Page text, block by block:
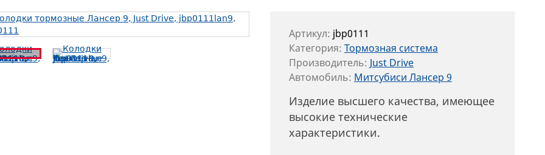
Артикул: jbp0111
Категория: Тормозная система
Производитель: Just Drive
Автомобиль: Митсубиси Лансер 9
Изделие высшего качества, имеющее
высокие технические
характеристики.